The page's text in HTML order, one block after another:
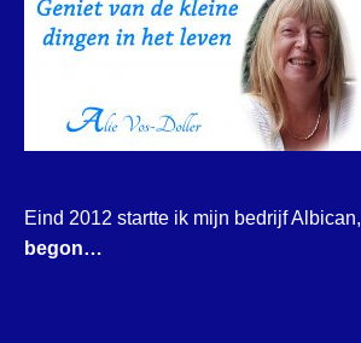
Eind 2012 startte ik mijn bedrijf Albican,
begon…